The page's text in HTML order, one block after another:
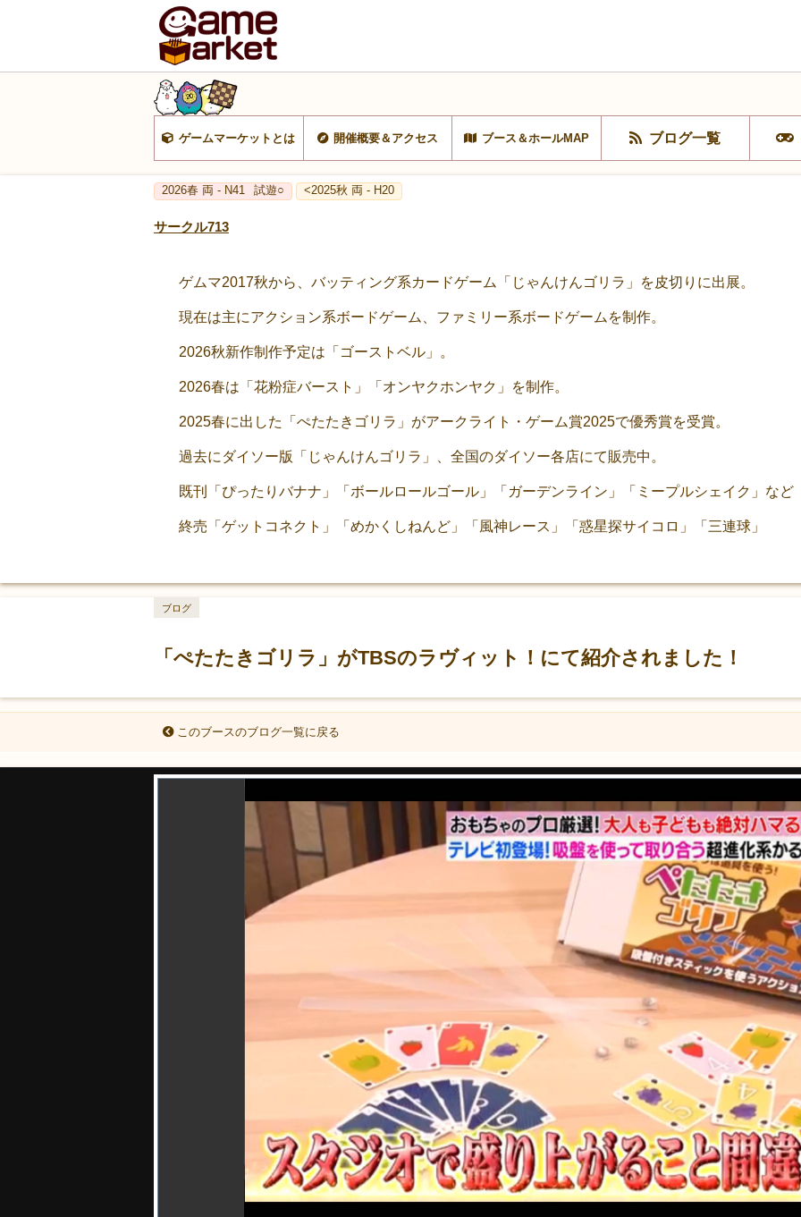
ゲームマーケットとは 開催概要＆アクセス ブース＆ホールMAP ブログ一覧
2026春 両 - N41 試遊○ <2025秋 両 - H20
サークル713
ゲムマ2017秋から、バッティング系カードゲーム「じゃんけんゴリラ」を皮切りに出展。
現在は主にアクション系ボードゲーム、ファミリー系ボードゲームを制作。
2026秋新作制作予定は「ゴーストベル」。
2026春は「花粉症バースト」「オンヤクホンヤク」を制作。
2025春に出した「ぺたたきゴリラ」がアークライト・ゲーム賞2025で優秀賞を受賞。
過去にダイソー版「じゃんけんゴリラ」、全国のダイソー各店にて販売中。
既刊「ぴったりバナナ」「ボールロールゴール」「ガーデンライン」「ミープルシェイク」など
終売「ゲットコネクト」「めかくしねんど」「風神レース」「惑星探サイコロ」「三連球」
「ぺたたきゴリラ」がTBSのラヴィット！にて紹介されました！
ブログ
このブースのブログ一覧に戻る